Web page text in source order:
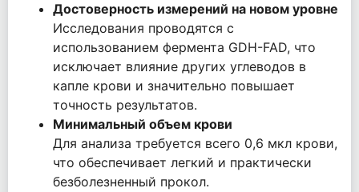
Достоверность измерений на новом уровне
Исследования проводятся с
использованием фермента GDH-FAD, что
исключает влияние других углеводов в
капле крови и значительно повышает
точность результатов.
Минимальный объем крови
Для анализа требуется всего 0,6 мкл крови,
что обеспечивает легкий и практически
безболезненный прокол.